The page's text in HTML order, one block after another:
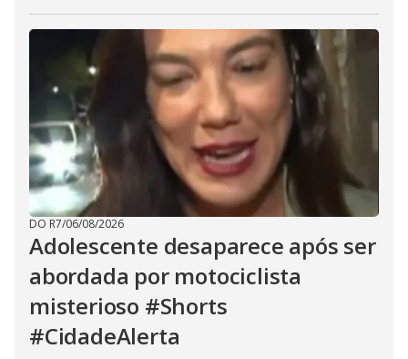
DO R7/06/08/2026
Adolescente desaparece após ser
abordada por motociclista
misterioso #Shorts
#CidadeAlerta